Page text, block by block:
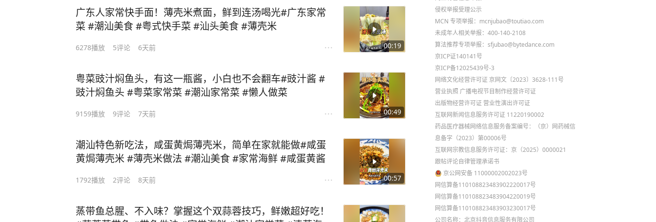
00:19
广东人家常快手面！薄壳米煮面，鲜到连汤喝光#广东家常
菜 #潮汕美食 #粤式快手菜 #汕头美食 #薄壳米
6278播放 5评论 6天前
00:49
粤菜豉汁焖鱼头，有这一瓶酱，小白也不会翻车#豉汁酱 #
豉汁焖鱼头 #粤菜家常菜 #潮汕家常菜 #懒人做菜
9159播放 9评论 7天前
00:57
潮汕特色新吃法，咸蛋黄焗薄壳米，简单在家就能做#咸蛋
黄焗薄壳米 #薄壳米做法 #潮汕美食 #家常海鲜 #咸蛋黄酱
1792播放 2评论 8天前
蒸带鱼总腥、不入味？掌握这个双蒜蓉技巧，鲜嫩超好吃！
侵权举报受理公示
MCN 专项举报：mcnjubao@toutiao.com
未成年人相关举报：400-140-2108
算法推荐专项举报：sfjubao@bytedance.com
京ICP证140141号
京ICP备12025439号-3
网络文化经营许可证 京网文〔2023〕3628-111号
营业执照 广播电视节目制作经营许可证
出版物经营许可证 营业性演出许可证
互联网新闻信息服务许可证 11220190002
药品医疗器械网络信息服务备案编号：（京）网药械信
息备字（2023）第00006号
互联网宗教信息服务许可证：京（2025）0000021
跟帖评论自律管理承诺书
京公网安备 11000002002023号
网信算备110108823483902220017号
网信算备110108823483904220019号
网信算备110108823483903230017号
公司名称：北京抖音信息服务有限公司